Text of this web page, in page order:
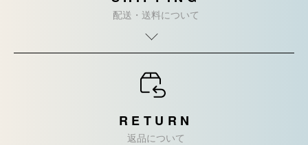
配送・送料について
RETURN
返品について